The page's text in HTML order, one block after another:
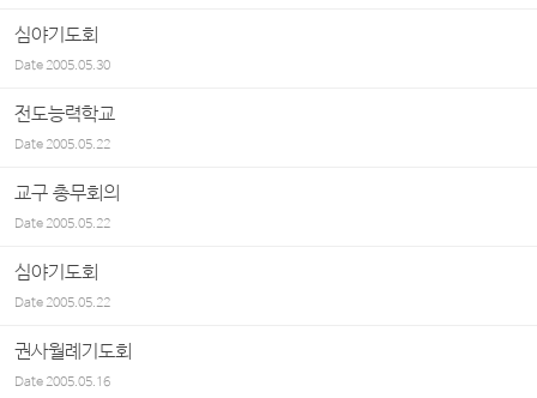
심야기도회
Date2005.05.30
전도능력학교
Date2005.05.22
교구 총무회의
Date2005.05.22
심야기도회
Date2005.05.22
권사월례기도회
Date2005.05.16